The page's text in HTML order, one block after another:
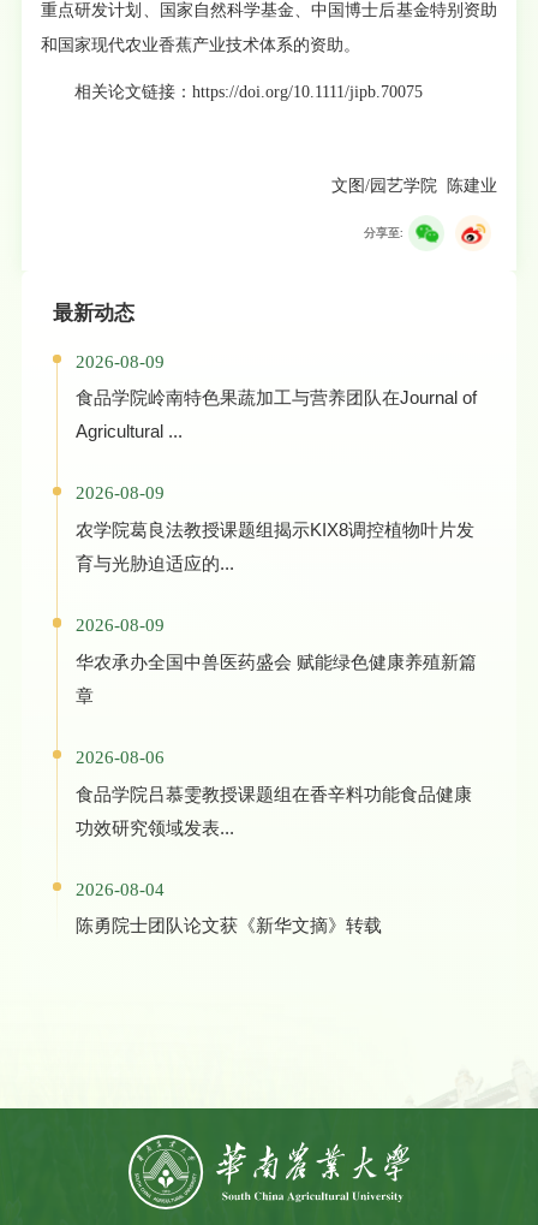
重点研发计划、国家自然科学基金、中国博士后基金特别资助
和国家现代农业香蕉产业技术体系的资助。
相关论文链接：https://doi.org/10.1111/jipb.70075
文图/园艺学院 陈建业
分享至:
最新动态
2026-08-09
食品学院岭南特色果蔬加工与营养团队在Journal of
Agricultural ...
2026-08-09
农学院葛良法教授课题组揭示KIX8调控植物叶片发
育与光胁迫适应的...
2026-08-09
华农承办全国中兽医药盛会 赋能绿色健康养殖新篇
章
2026-08-06
食品学院吕慕雯教授课题组在香辛料功能食品健康
功效研究领域发表...
2026-08-04
陈勇院士团队论文获《新华文摘》转载